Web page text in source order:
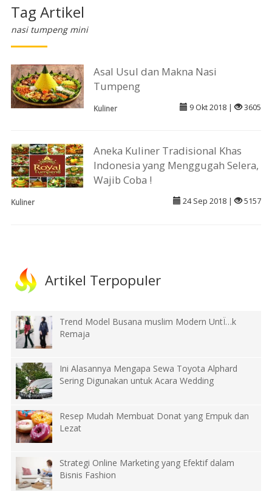
Tag Artikel
nasi tumpeng mini
Asal Usul dan Makna Nasi
Tumpeng
Kuliner 9 Okt 2018 | 3605
Aneka Kuliner Tradisional Khas
Indonesia yang Menggugah Selera,
Wajib Coba !
Kuliner 24 Sep 2018 | 5157
Artikel Terpopuler
Trend Model Busana muslim Modern UntÏ…k
Remaja
Ini Alasannya Mengapa Sewa Toyota Alphard
Sering Digunakan untuk Acara Wedding
Resep Mudah Membuat Donat yang Empuk dan
Lezat
Strategi Online Marketing yang Efektif dalam
Bisnis Fashion